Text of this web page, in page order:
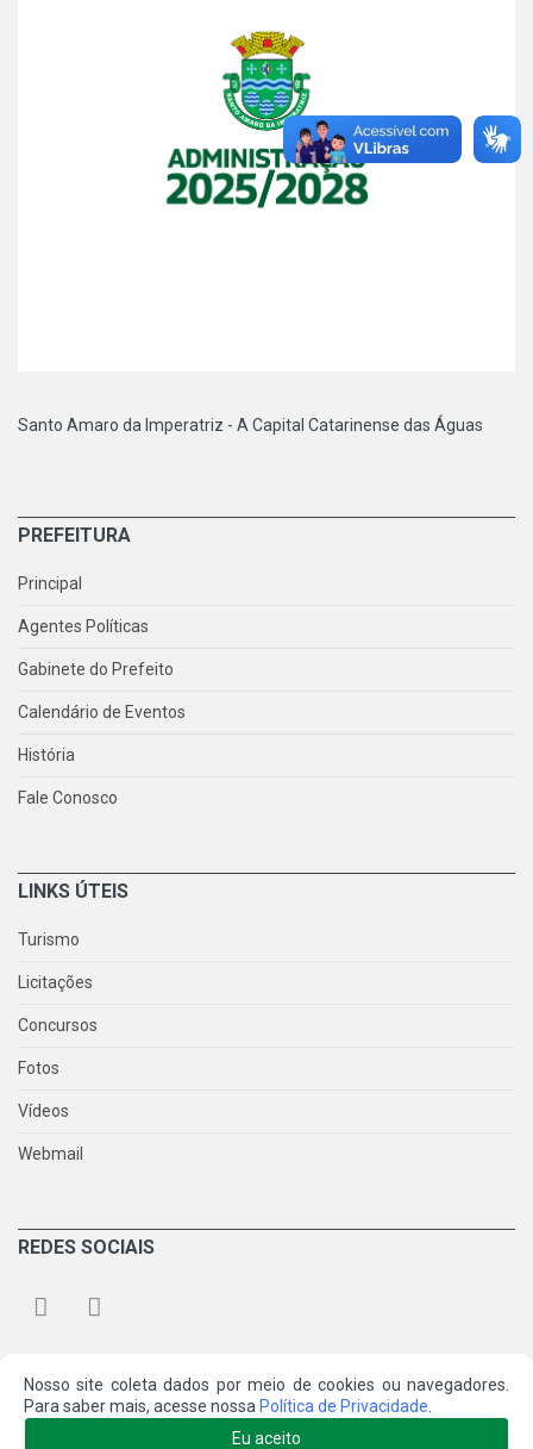
Santo Amaro da Imperatriz - A Capital Catarinense das Águas
PREFEITURA
Principal
Agentes Políticas
Gabinete do Prefeito
Calendário de Eventos
História
Fale Conosco
LINKS ÚTEIS
Turismo
Licitações
Concursos
Fotos
Vídeos
Webmail
REDES SOCIAIS
© 2026 Prefeitura Municipal de Santo Amaro da Imperatriz/SC.
Todos os direitos reservados.
Nosso site coleta dados por meio de cookies ou navegadores.
Para saber mais, acesse nossa Política de Privacidade
Eu aceito